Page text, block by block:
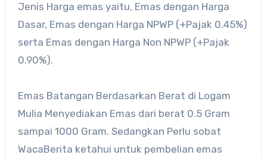
Jenis Harga emas yaitu, Emas dengan Harga
Dasar, Emas dengan Harga NPWP (+Pajak 0.45%)
serta Emas dengan Harga Non NPWP (+Pajak
0.90%).
Emas Batangan Berdasarkan Berat di Logam
Mulia Menyediakan Emas dari berat 0.5 Gram
sampai 1000 Gram. Sedangkan Perlu sobat
WacaBerita ketahui untuk pembelian emas